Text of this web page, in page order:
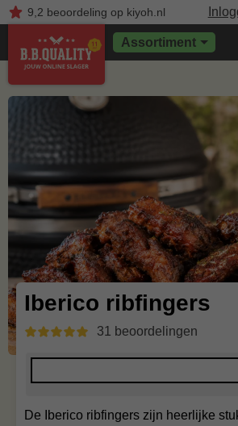
9,2 beoordelingop kiyoh.nl
Assortiment
Iberico ribfingers
31 beoordelingen
De Iberico ribfingers zijn heerlijke